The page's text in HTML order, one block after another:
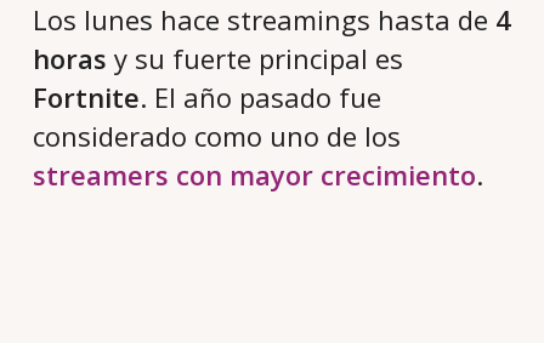
Los lunes hace streamings hasta de 4
horas y su fuerte principal es
Fortnite. El año pasado fue
considerado como uno de los
streamers con mayor crecimiento.